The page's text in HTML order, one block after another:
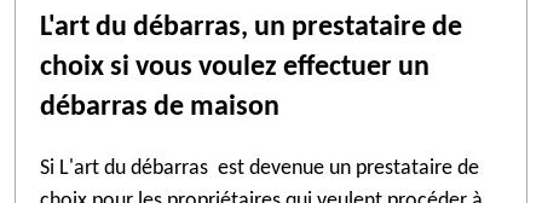
L'art du débarras, un prestataire de
choix si vous voulez effectuer un
débarras de maison
Si L'art du débarras est devenue un prestataire de